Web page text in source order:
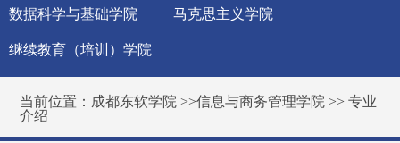
数据科学与基础学院 马克思主义学院
继续教育（培训）学院
当前位置： 成都东软学院 >>信息与商务管理学院 >>专业
介绍